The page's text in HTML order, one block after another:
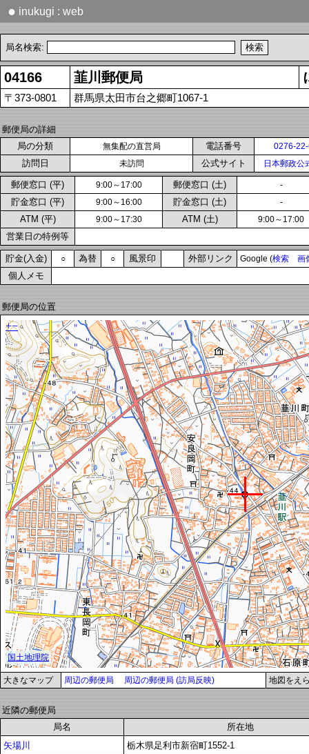
● inukugi : web
局名検索:
04166 韮川郵便局
〒373-0801 群馬県太田市台之郷町1067-1
郵便局の詳細
局の分類
無集配の直営局 電話番号 0276-
訪問日 未訪問 公式サイト 日本郵政公
郵便窓口 (平) 9:00～17:00 郵便窓口 (土) -
貯金窓口 (平) 9:00～16:00 貯金窓口 (土) -
ATM (平) 9:00～17:30 ATM (土) 9:00～17:00
営業日の特例等
貯金(入金) ○ 為替 ○ 風景印 外部リンク Google (検索 画
個人メモ
郵便局の位置
大きなマップ 周辺の郵便局 周辺の郵便局 (訪局反映) 地図をえ
近隣の郵便局
局名
所在地
矢場川
栃木県足利市新宿町1552-1